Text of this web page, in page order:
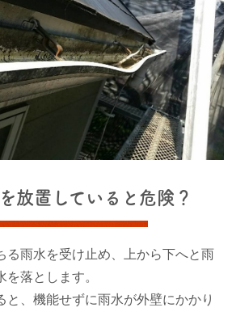
放置していると危険？
る雨水を受け止め、上から下へと雨
落とします。
と、機能せずに雨水が外壁にかかり